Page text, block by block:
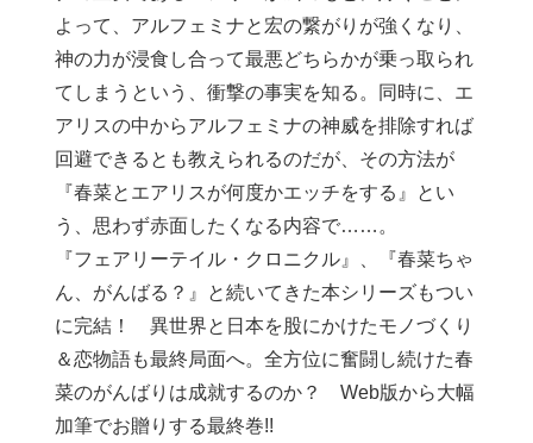
よって、アルフェミナと宏の繋がりが強くなり、
神の力が浸食し合って最悪どちらかが乗っ取られ
てしまうという、衝撃の事実を知る。同時に、エ
アリスの中からアルフェミナの神威を排除すれば
回避できるとも教えられるのだが、その方法が
『春菜とエアリスが何度かエッチをする』とい
う、思わず赤面したくなる内容で……。
『フェアリーテイル・クロニクル』、『春菜ちゃ
ん、がんばる？』と続いてきた本シリーズもつい
に完結！ 異世界と日本を股にかけたモノづくり
＆恋物語も最終局面へ。全方位に奮闘し続けた春
菜のがんばりは成就するのか？ Web版から大幅
加筆でお贈りする最終巻!!